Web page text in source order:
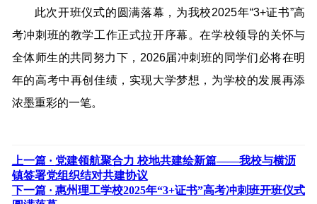
此次开班仪式的圆满落幕，为我校2025年“3+证书”高
考冲刺班的教学工作正式拉开序幕。在学校领导的关怀与
全体师生的共同努力下，2026届冲刺班的同学们必将在明
年的高考中再创佳绩，实现大学梦想，为学校的发展再添
浓墨重彩的一笔。
上一篇 · 党建领航聚合力 校地共建绘新篇——我校与横沥
镇签署党组织结对共建协议
下一篇 · 惠州理工学校2025年“3+证书”高考冲刺班开班仪式